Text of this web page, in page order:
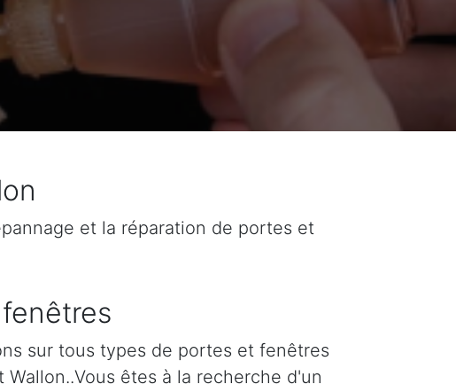
et la réparation de portes et
sur tous types de portes et fenêtres
Wallon..Vous êtes à la recherche d'un